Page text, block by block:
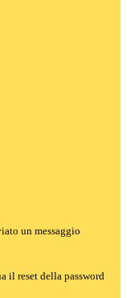
un messaggio
il reset della password